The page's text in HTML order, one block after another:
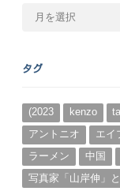
カ
ブ
タグ
(2023 kenzo
アントニオ
エイ
ラーメン
中国
写真家「山岸伸」